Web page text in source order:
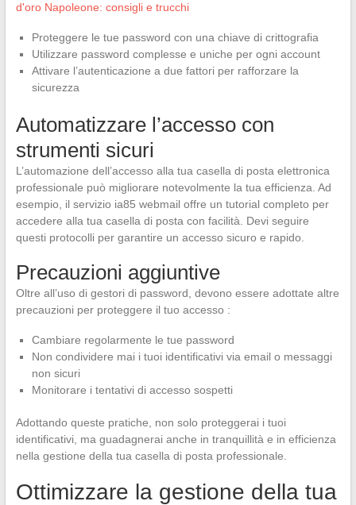
d'oro Napoleone: consigli e trucchi
Proteggere le tue password con una chiave di crittografia
Utilizzare password complesse e uniche per ogni account
Attivare l’autenticazione a due fattori per rafforzare la
sicurezza
Automatizzare l’accesso con
strumenti sicuri
L’automazione dell’accesso alla tua casella di posta elettronica
professionale può migliorare notevolmente la tua efficienza. Ad
esempio, il servizio ia85 webmail offre un tutorial completo per
accedere alla tua casella di posta con facilità. Devi seguire
questi protocolli per garantire un accesso sicuro e rapido.
Precauzioni aggiuntive
Oltre all’uso di gestori di password, devono essere adottate altre
precauzioni per proteggere il tuo accesso :
Cambiare regolarmente le tue password
Non condividere mai i tuoi identificativi via email o messaggi
non sicuri
Monitorare i tentativi di accesso sospetti
Adottando queste pratiche, non solo proteggerai i tuoi
identificativi, ma guadagnerai anche in tranquillità e in efficienza
nella gestione della tua casella di posta professionale.
Ottimizzare la gestione della tua